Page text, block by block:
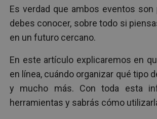
Es verdad que ambos eventos
debes conocer, sobre todo si
en un futuro cercano.
En este artículo explicaremos en
en línea, cuándo organizar qué tipo
y mucho más. Con toda esta
herramientas y sabrás cómo